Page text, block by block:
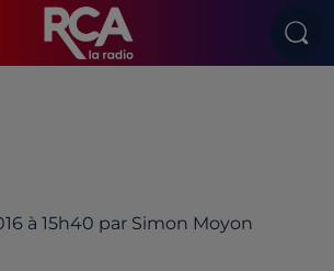
à 15h40 par Simon Moyon